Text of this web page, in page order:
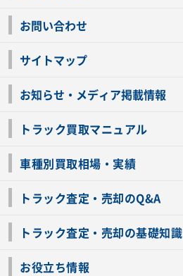
お問い合わせ
サイトマップ
お知らせ・メディア掲載情報
トラック買取マニュアル
車種別買取相場・実績
トラック査定・売却のQ&A
トラック査定・売却の基礎知識
お役立ち情報